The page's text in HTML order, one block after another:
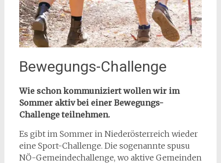
Bewegungs-Challenge
Wie schon kommuniziert wollen wir im
Sommer aktiv bei einer Bewegungs-
Challenge teilnehmen.
Es gibt im Sommer in Niederösterreich wieder
eine Sport-Challenge. Die sogenannte spusu
NÖ-Gemeindechallenge, wo aktive Gemeinden